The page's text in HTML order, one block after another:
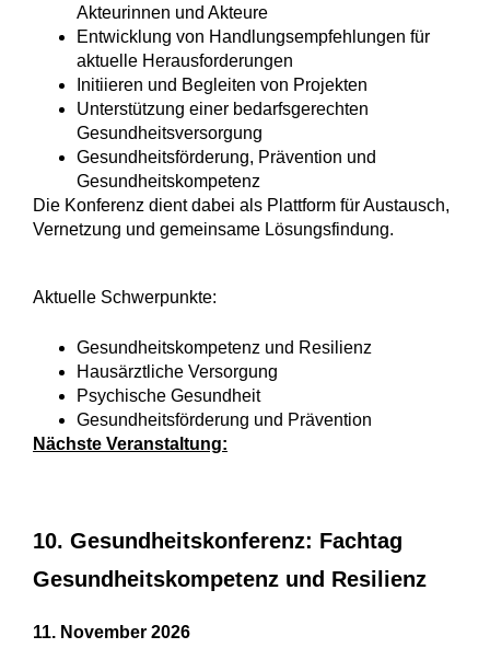
Akteurinnen und Akteure
Entwicklung von Handlungsempfehlungen für
aktuelle Herausforderungen
Initiieren und Begleiten von Projekten
Unterstützung einer bedarfsgerechten
Gesundheitsversorgung
Gesundheitsförderung, Prävention und
Gesundheitskompetenz
Die Konferenz dient dabei als Plattform für Austausch,
Vernetzung und gemeinsame Lösungsfindung.
Aktuelle Schwerpunkte:
Gesundheitskompetenz und Resilienz
Hausärztliche Versorgung
Psychische Gesundheit
Gesundheitsförderung und Prävention
Nächste Veranstaltung:
10. Gesundheitskonferenz: Fachtag
Gesundheitskompetenz und Resilienz
11. November 2026